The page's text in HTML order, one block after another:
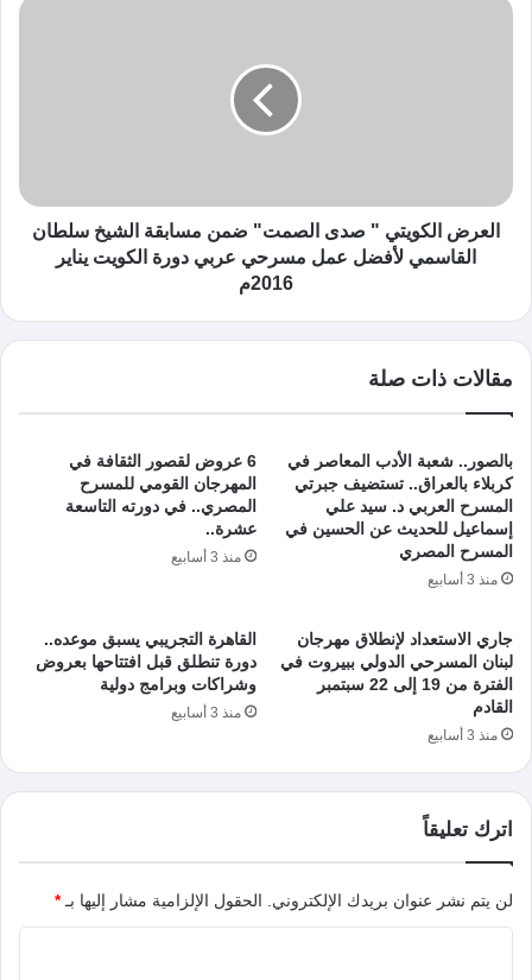
العرض الكويتي " صدى الصمت" ضمن مسابقة الشيخ سلطان
القاسمي لأفضل عمل مسرحي عربي دورة الكويت يناير
2016م
مقالات ذات صلة
بالصور.. شعبة الأدب المعاصر في
كربلاء بالعراق.. تستضيف جبرتي
المسرح العربي د. سيد علي
إسماعيل للحديث عن الحسين في
المسرح المصري
منذ 3 أسابيع
6 عروض لقصور الثقافة في
المهرجان القومي للمسرح
المصري.. في دورته التاسعة
عشرة..
منذ 3 أسابيع
جاري الاستعداد لإنطلاق مهرجان
لبنان المسرحي الدولي ببيروت في
الفترة من 19 إلى 22 سبتمبر
القادم
منذ 3 أسابيع
القاهرة التجريبي يسبق موعده..
دورة تنطلق قبل افتتاحها بعروض
وشراكات وبرامج دولية
منذ 3 أسابيع
اترك تعليقاً
لن يتم نشر عنوان بريدك الإلكتروني. الحقول الإلزامية مشار إليها بـ*